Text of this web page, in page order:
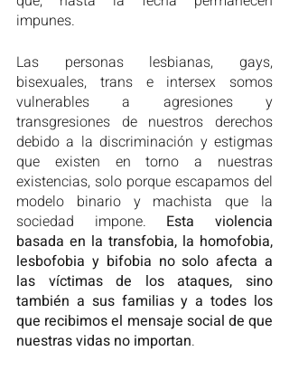
impunes.
Las personas lesbianas, gays,
bisexuales, trans e intersex somos
vulnerables a agresiones y
transgresiones de nuestros derechos
debido a la discriminación y estigmas
que existen en torno a nuestras
existencias, solo porque escapamos del
modelo binario y machista que la
sociedad impone. Esta violencia
basada en la transfobia, la homofobia,
lesbofobia y bifobia no solo afecta a
las víctimas de los ataques, sino
también a sus familias y a todes los
que recibimos el mensaje social de que
nuestras vidas no importan.